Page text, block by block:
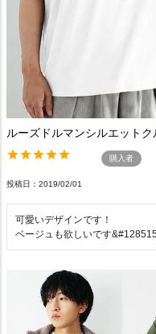
ルーズドルマンシルエット
購入者
投稿日 2019/02/01
可愛いデザインです！
ベージュも欲しいです